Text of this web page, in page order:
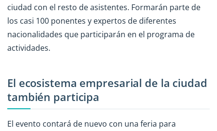
ciudad con el resto de asistentes. Formarán parte de
los casi 100 ponentes y expertos de diferentes
nacionalidades que participarán en el programa de
actividades.
El ecosistema empresarial de la ciudad
también participa
El evento contará de nuevo con una feria para